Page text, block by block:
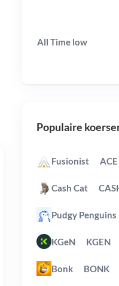
All Time low
Populaire
Fusionist ACE
Cash Cat
Pudgy Penguins
KGeN KGEN
Bonk BONK